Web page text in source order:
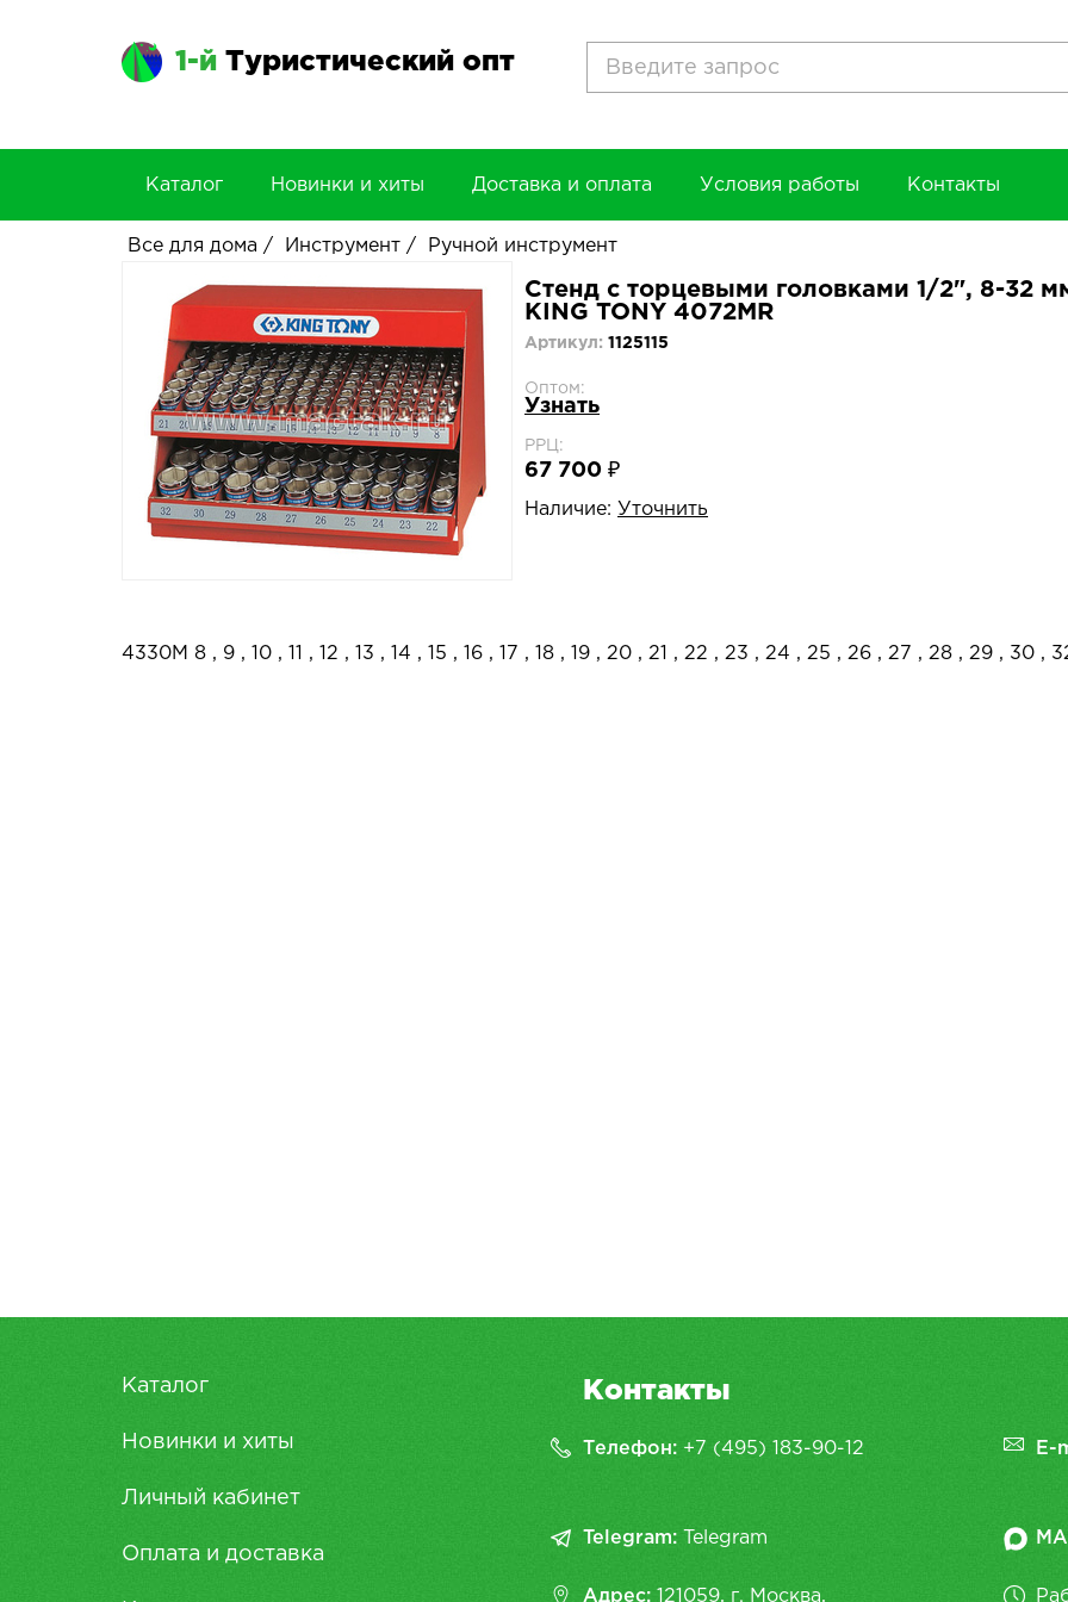
1-й Туристический опт
Каталог Новинки и хиты Доставка и оплата Условия работы Контакты
Все для дома / Инструмент / Ручной инструмент
Стенд с торцевыми головками 1/2", 8-32
KING TONY 4072MR
Артикул:1125115
Оптом:
Узнать
РРЦ:
67 700 ₽
Наличие: Уточнить
4330M 8 , 9 , 10 , 11 , 12 , 13 , 14 , 15 , 16 , 17 , 18 , 19 , 20 , 21 , 22 , 23 , 24 , 25 , 26 , 27 , 28 , 29 , 30 ,
Каталог
Новинки и хиты
Личный кабинет
Оплата и доставка
Контакты
Телефон: +7 (495) 183-90-12 E-
Telegram: Telegram
Адрес: 121059, г. Москва,